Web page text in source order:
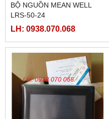
BỘ NGUỒN MEAN WELL
LRS-50-24
LH: 0938.070.068